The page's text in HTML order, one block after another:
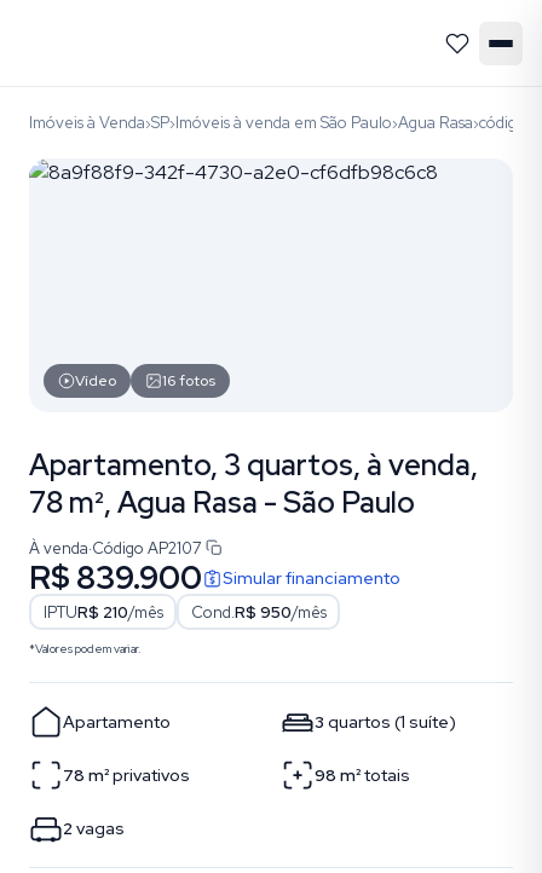
Imóveis à Venda›SP›Imóveis à venda em São Paulo›Agua Rasa›código
Vídeo 16fotos
Apartamento, 3 quartos, à venda,
78 m², Agua Rasa - São Paulo
À venda·Código AP2107
R$ 839.900 Simular financiamento
IPTUR$ 210/mês Cond.R$ 950/mês
*Valores podem variar.
Apartamento 3 quartos (1 suíte)
78 m²privativos 98 m²totais
2 vagas